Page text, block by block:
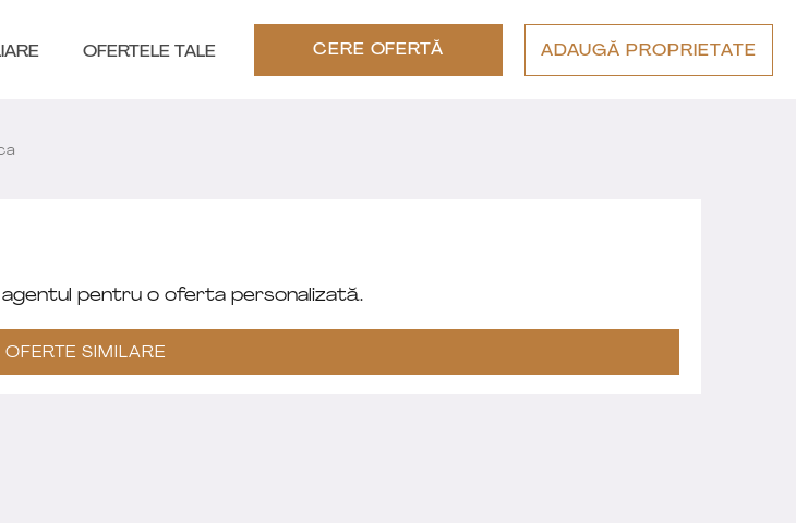
OFERTELE TALE CERE OFERTĂ ADAUGĂ PROPRIETATE
pentru o oferta personalizată.
OFERTE SIMILARE